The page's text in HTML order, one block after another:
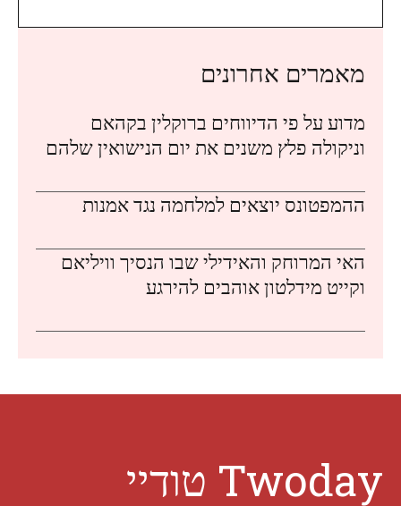
מאמרים אחרונים
מדוע על פי הדיווחים ברוקלין בקהאם
וניקולה פלץ משנים את יום הנישואין שלהם
ההמפטונס יוצאים למלחמה נגד אמנות
האי המרוחק והאידילי שבו הנסיך וויליאם
וקייט מידלטון אוהבים להירגע
Twoday טודיי